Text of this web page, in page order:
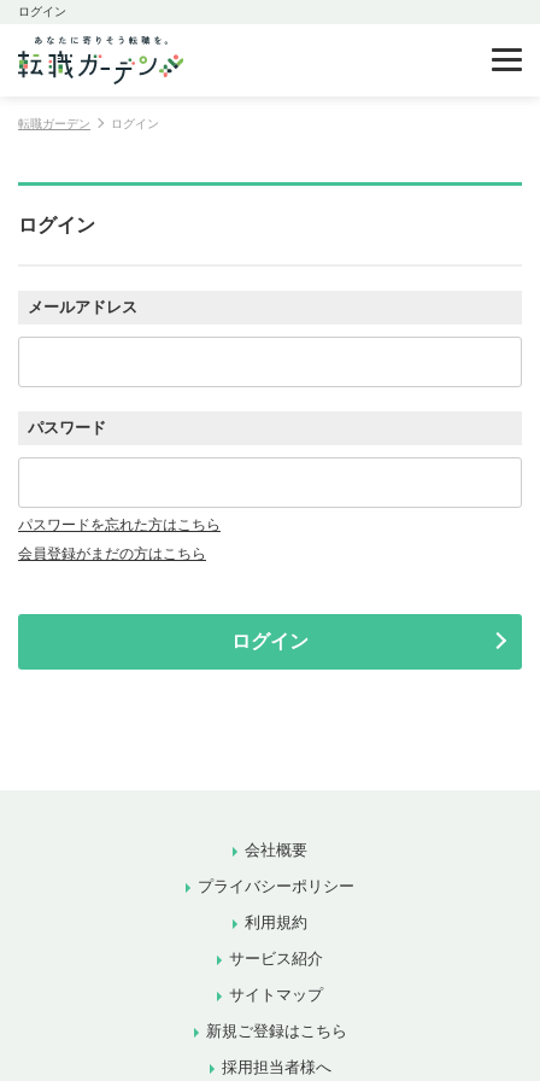
ログイン
転職ガーデン ログイン
ログイン
メールアドレス
パスワード
パスワードを忘れた方はこちら
会員登録がまだの方はこちら
ログイン
会社概要
プライバシーポリシー
利用規約
サービス紹介
サイトマップ
新規ご登録はこちら
採用担当者様へ